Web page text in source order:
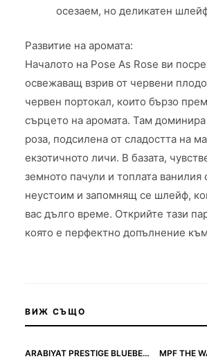
осезаем, но деликатен
Развитие на аромата:
Началото на Pose As Rose ви
освежаващ взрив от червени
червен портокал, които бързо
сърцето на аромата. Там
роза, подсилена от сладостта на
екзотичното личи. В базата,
земното пачули и топлата ванилия
неустоим и запомнящ се шлейф,
вас дълго време. Открийте тази
която е перфектно допълнение
ВИЖ СЪЩО
ARABIYAT PRESTIGE BLUEBERRY MUSK EDP 100ML